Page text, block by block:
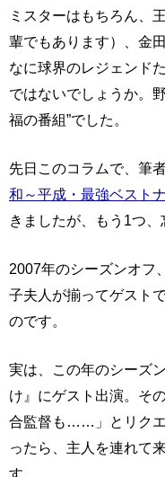
ミスターはもちろん、
輩でもあります）、金
なに球界のレジェンド
ではないでしょうか。
福の番組”でした。
先日このコラムで、筆
和～平成・最強ベスト
きましたが、もう1つ、
2007年のシーズンオフ
子夫人が揃ってゲスト
のです。
実は、この年のシーズ
け』にゲスト出演。そ
合監督も……」とリクエ
ったら、主人を連れて
す。